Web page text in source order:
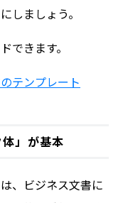
しましょう。
できます。
テンプレート
」が基本
、ビジネス文書に